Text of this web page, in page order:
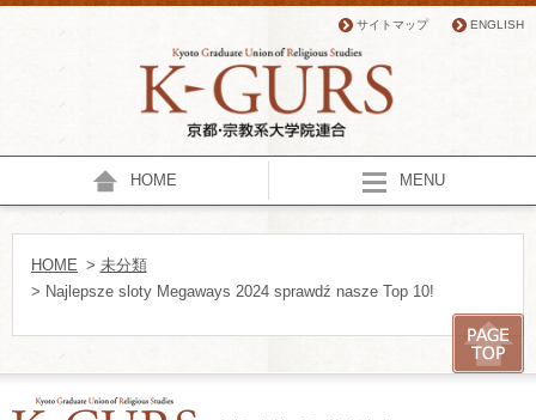
サイトマップ ENGLISH
HOME MENU
HOME > 未分類
> Najlepsze sloty Megaways 2024 sprawdź nasze Top 10!